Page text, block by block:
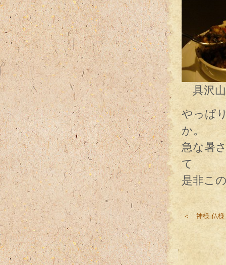
具沢山
やっぱ
か。
急な暑
て
是非こ
＜ 神様 仏様